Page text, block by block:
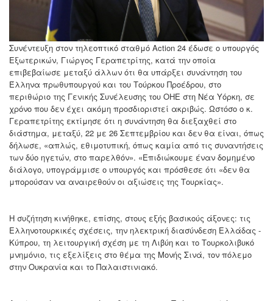
Συνέντευξη στον τηλεοπτικό σταθμό Action 24 έδωσε ο υπουργός
Εξωτερικών, Γιώργος Γεραπετρίτης, κατά την οποία
επιβεβαίωσε μεταξύ άλλων ότι θα υπάρξει συνάντηση του
Έλληνα πρωθυπουργού και του Τούρκου Προέδρου, στο
περιθώριο της Γενικής Συνέλευσης του ΟΗΕ στη Νέα Υόρκη, σε
χρόνο που δεν έχει ακόμη προσδιοριστεί ακριβώς. Ωστόσο ο κ.
Γεραπετρίτης εκτίμησε ότι η συνάντηση θα διεξαχθεί στο
διάστημα, μεταξύ, 22 με 26 Σεπτεμβρίου και δεν θα είναι, όπως
δήλωσε, «απλώς, εθιμοτυπική, όπως καμία από τις συναντήσεις
των δύο ηγετών, στο παρελθόν». «Επιδιώκουμε έναν δομημένο
διάλογο, υπογράμμισε ο υπουργός και πρόσθεσε ότι «δεν θα
μπορούσαν να αναιρεθούν οι αξιώσεις της Τουρκίας».
Η συζήτηση κινήθηκε, επίσης, στους εξής βασικούς άξονες: τις
Ελληνοτουρκικές σχέσεις, την ηλεκτρική διασύνδεση Ελλάδας -
Κύπρου, τη λειτουργική σχέση με τη Λιβύη και το Τουρκολιβυκό
μνημόνιο, τις εξελίξεις στο θέμα της Μονής Σινά, τον πόλεμο
στην Ουκρανία και το Παλαιστινιακό.